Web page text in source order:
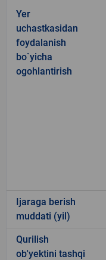
Yer
uchastkasidan
foydalanish
bo`yicha
ogohlantirish
Ijaraga berish
muddati (yil)
Qurilish
ob'yektini tashqi